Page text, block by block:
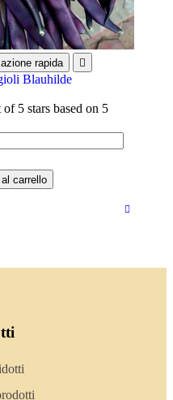
rapida 
Blauhilde
5 stars based on 5
carrello